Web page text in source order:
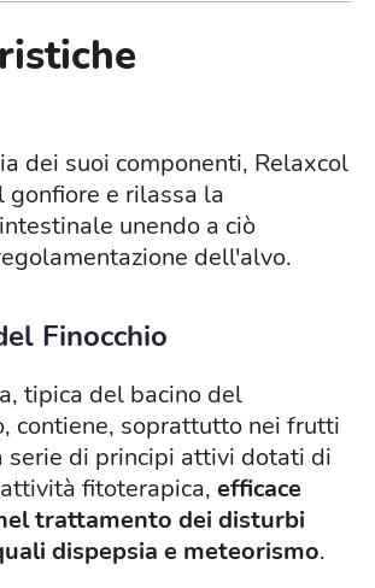
dei suoi componenti, Relaxcol
gonfiore e rilassa la
unendo a ciò
dell'alvo.
Finocchio
tipica del bacino del
contiene, soprattutto nei frutti
serie di principi attivi dotati di
fitoterapica, efficace
trattamento dei disturbi
dispepsia e meteorismo.